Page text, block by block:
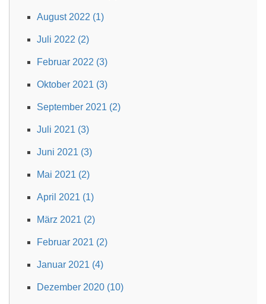
August 2022 (1)
Juli 2022 (2)
Februar 2022 (3)
Oktober 2021 (3)
September 2021 (2)
Juli 2021 (3)
Juni 2021 (3)
Mai 2021 (2)
April 2021 (1)
März 2021 (2)
Februar 2021 (2)
Januar 2021 (4)
Dezember 2020 (10)